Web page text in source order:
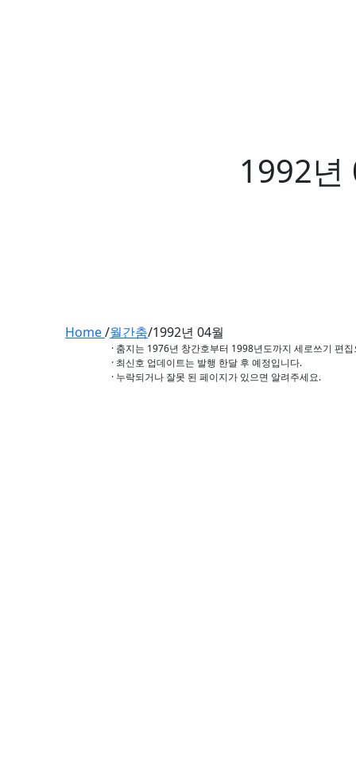
1992년
Home/월간춤/1992년 04월
· 춤지는 1976년 창간호부터 1998년도까지 세로쓰기 편
· 최신호 업데이트는 발행 한달 후 예정입니다.
· 누락되거나 잘못 된 페이지가 있으면 알려주세요.